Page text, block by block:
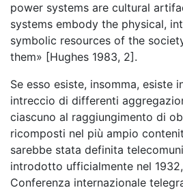
power systems are cultural
systems embody the physical,
symbolic resources of the
them» [Hughes 1983, 2].
Se esso esiste, insomma, esiste
intreccio di differenti
ciascuno al raggiungimento di
ricomposti nel più ampio
sarebbe stata definita
introdotto ufficialmente nel
Conferenza internazionale